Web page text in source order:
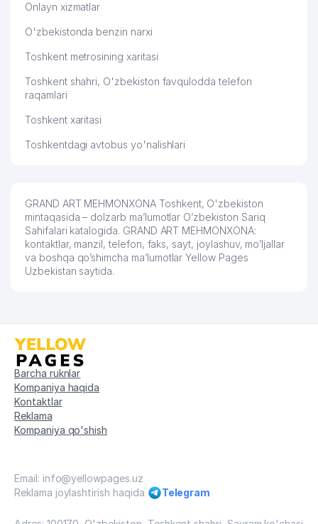
Onlayn xizmatlar
O'zbekistonda benzin narxi
Toshkent metrosining xaritasi
Toshkent shahri, O'zbekiston favqulodda telefon
raqamlari
Toshkent xaritasi
Toshkentdagi avtobus yo'nalishlari
GRAND ART MEHMONXONA Toshkent, O'zbekiston
mintaqasida – dolzarb ma’lumotlar O’zbekiston Sariq
Sahifalari katalogida. GRAND ART MEHMONXONA:
kontaktlar, manzil, telefon, faks, sayt, joylashuv, mo’ljallar
va boshqa qo’shimcha ma’lumotlar Yellow Pages
Uzbekistan saytida.
Barcha ruknlar
Kompaniya haqida
Kontaktlar
Reklama
Kompaniya qo'shish
Email: info@yellowpages.uz
Reklama joylashtirish haqida
Telegram